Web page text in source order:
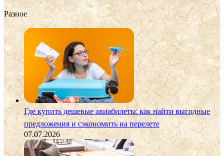
Разное
Где купить дешевые авиабилеты: как найти выгодные
предложения и сэкономить на перелете
07.07.2026